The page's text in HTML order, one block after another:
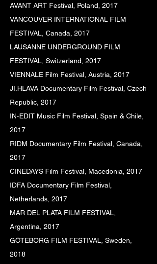
AVANT ART Festival, Poland, 2017
VANCOUVER INTERNATIONAL FILM
FESTIVAL, Canada, 2017
LAUSANNE UNDERGROUND FILM
FESTIVAL, Switzerland, 2017
VIENNALE Film Festival, Austria, 2017
JI.HLAVA Documentary Film Festival, Czech
Republic, 2017
IN-EDIT Music Film Festival, Spain & Chile
2017
RIDM Documentary Film Festival, Canada,
2017
CINEDAYS Film Festival, Macedonia, 2017
IDFA Documentary Film Festival,
Netherlands, 2017
MAR DEL PLATA FILM FESTIVAL,
Argentina, 2017
GÖTEBORG FILM FESTIVAL, Sweden,
2018